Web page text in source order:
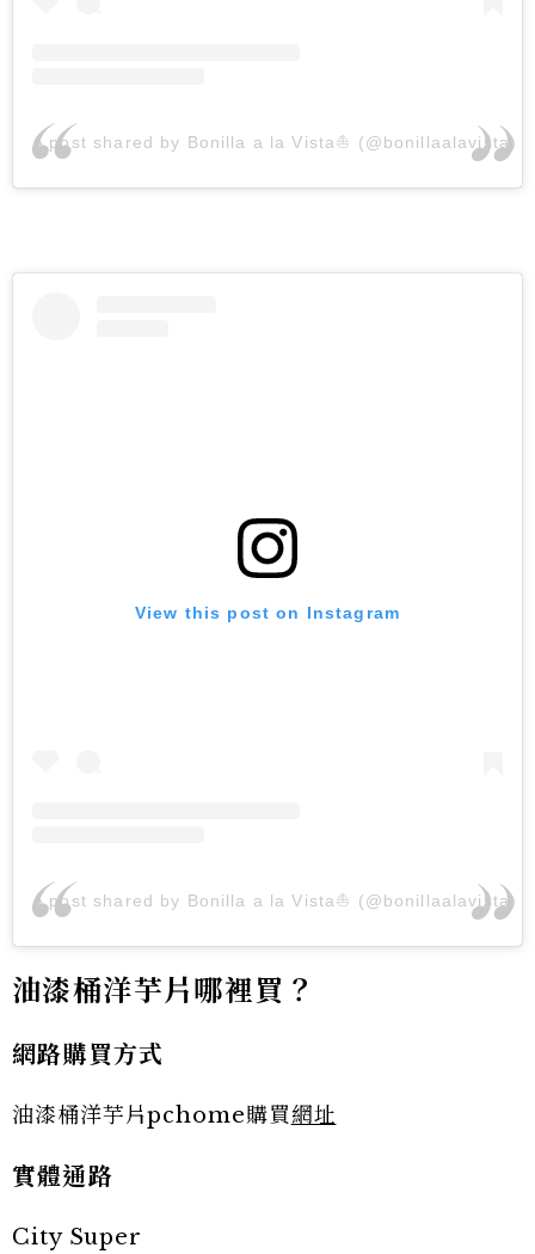
A post shared by Bonilla a la Vista⛵️ (@bonillaalavista)
View this post on Instagram
A post shared by Bonilla a la Vista⛵️ (@bonillaalavista)
油漆桶洋芋片哪裡買？
網路購買方式
油漆桶洋芋片pchome購買網址
實體通路
City Super